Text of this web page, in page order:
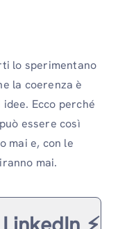
lo sperimentano
la coerenza è
Ecco perché
essere così
mai e, con le
mai.